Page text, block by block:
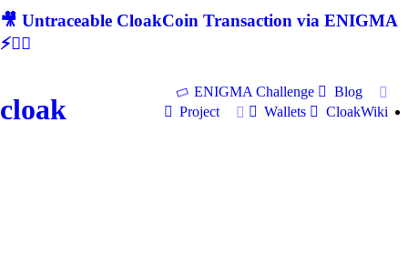
🎥 Untraceable CloakCoin Transaction via ENIGMA
⚡🕵‍♂
cloak
ENIGMA Challenge
Blog
Project
Wallets CloakWiki